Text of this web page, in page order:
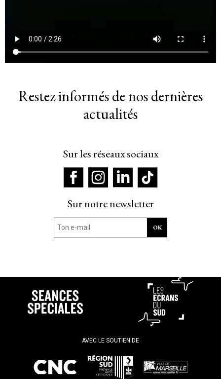
Restez informés de nos dernières
actualités
Sur les réseaux sociaux
Sur notre newsletter
AVEC LE SOUTIEN DE